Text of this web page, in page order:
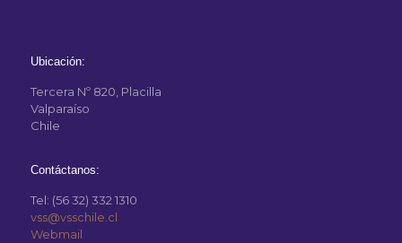
Ubicación:
Tercera Nº 820, Placilla
Valparaíso
Chile
Contáctanos:
Tel: (56 32) 332 1310
vss@vsschile.cl
Webmail